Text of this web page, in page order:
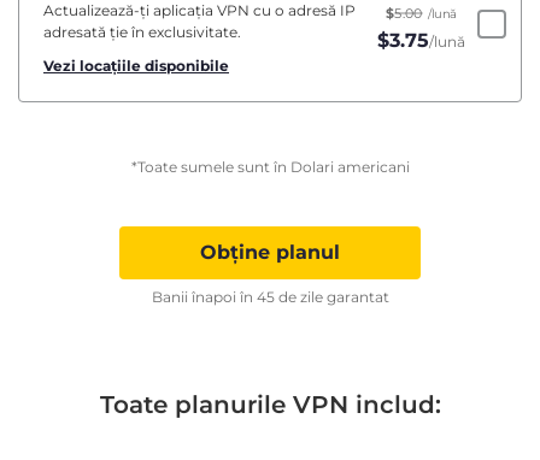
Actualizează-ți aplicația VPN cu o adresă IP
adresată ție în exclusivitate.
Vezi locațiile disponibile
$5.00 /lună
$3.75/lună
*Toate sumele sunt în Dolari americani
Obține planul
Banii înapoi în 45 de zile garantat
Toate planurile VPN includ: